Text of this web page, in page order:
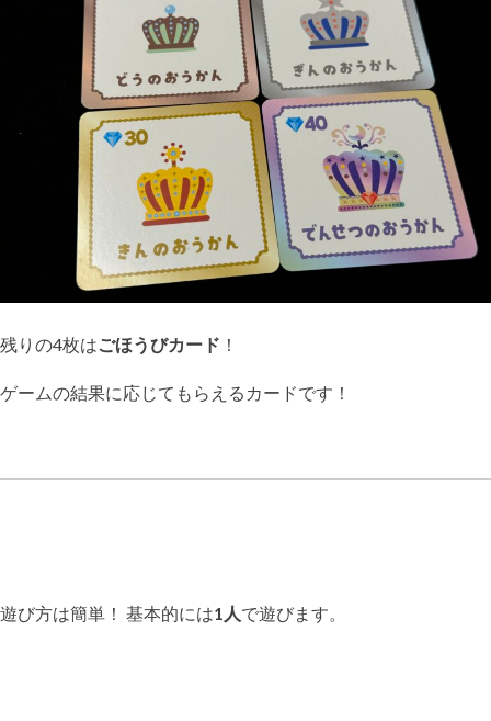
残りの4枚はごほうびカード ！
ゲームの結果に応じてもらえるカードです！
遊び方は簡単！ 基本的には1人で遊びます。